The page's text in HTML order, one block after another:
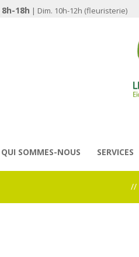
8h-18h | Dim. 10h-12h (fleuristerie)
QUI SOMMES-NOUS SERVICES
//